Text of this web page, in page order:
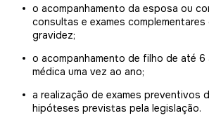
o acompanhamento da esposa ou
consultas e exames complementares
gravidez;
o acompanhamento de filho de até 6
médica uma vez ao ano;
a realização de exames preventivos
hipóteses previstas pela legislação.